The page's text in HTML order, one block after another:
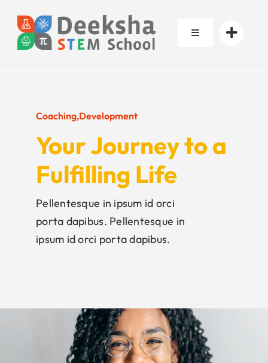
content
Toggle
Resources
Contact Us
Mandatory Disclosures
Coaching,Development
Your Journey to a
Fulfilling Life
Pellentesque in ipsum id orci
porta dapibus. Pellentesque in
ipsum id orci porta dapibus.